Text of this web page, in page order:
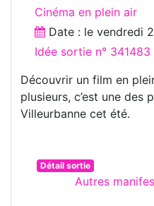
Cinéma en plein air
Date : le vendredi
Idée sortie n° 341483
Découvrir un film en
plusieurs, c’est une
Villeurbanne cet été.
Détail sortie
Autres